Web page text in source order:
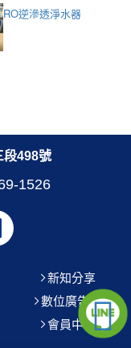
RO逆滲透淨水器
段498號
1526
新知分享
數位廣告機
會員中心